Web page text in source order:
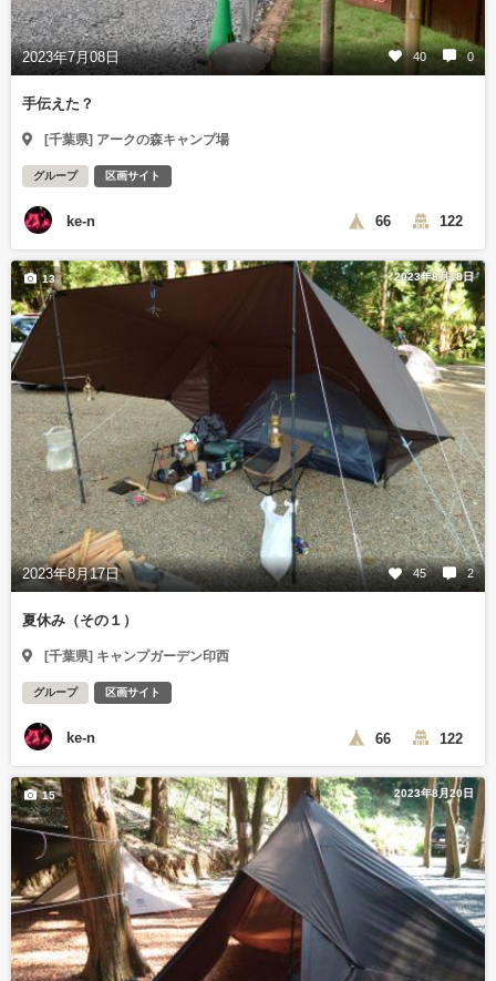
2023年7月08日 40 0
手伝えた？
[千葉県] アークの森キャンプ場
グループ 区画サイト
ke-n 66 122
2023年8月18日
2023年8月17日 45 2
13
夏休み（その１）
[千葉県] キャンプガーデン印西
グループ 区画サイト
ke-n 66 122
2023年8月20日
15